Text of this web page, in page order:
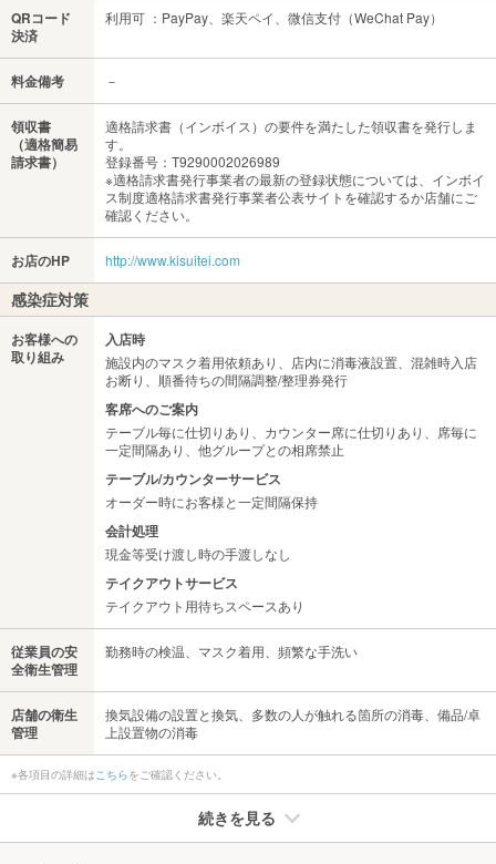
QRコード
決済
利用可 ：PayPay、楽天ペイ、微信支付（WeChat Pay）
料金備考 －
領収書
（適格簡易
請求書）
適格請求書（インボイス）の要件を満たした領収書を発行しま
す。
登録番号：T9290002026989
※適格請求書発行事業者の最新の登録状態については、インボイ
ス制度適格請求書発行事業者公表サイトを確認するか店舗にご
確認ください。
お店のHP http://www.kisuitei.com
感染症対策
お客様への
取り組み
入店時
施設内のマスク着用依頼あり、店内に消毒液設置、混雑時入店
お断り、順番待ちの間隔調整/整理券発行
客席へのご案内
テーブル毎に仕切りあり、カウンター席に仕切りあり、席毎に
一定間隔あり、他グループとの相席禁止
テーブル/カウンターサービス
オーダー時にお客様と一定間隔保持
会計処理
現金等受け渡し時の手渡しなし
テイクアウトサービス
テイクアウト用待ちスペースあり
従業員の安
全衛生管理
勤務時の検温、マスク着用、頻繁な手洗い
店舗の衛生
管理
換気設備の設置と換気、多数の人が触れる箇所の消毒、備品/卓
上設置物の消毒
※各項目の詳細は こちらをご確認ください。
続きを見る